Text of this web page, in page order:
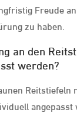
Freude
zu haben.
an den
werden?
Reitstiefeln